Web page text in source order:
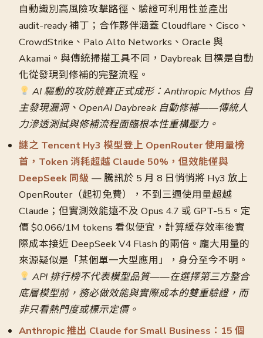
自動識別高風險攻擊路徑、驗證可利用性並產出
audit-ready 補丁；合作夥伴涵蓋 Cloudflare、Cisco、
CrowdStrike、Palo Alto Networks、Oracle 與
Akamai。與傳統掃描工具不同，Daybreak 目標是自動
化從發現到修補的完整流程。
AI 驅動的攻防競賽正式成形：Anthropic Mythos 自
主發現漏洞、OpenAI Daybreak 自動修補——傳統人
力滲透測試與修補流程面臨根本性重構壓力。
謎之 Tencent Hy3 模型登上 OpenRouter 使用量榜
首，Token 消耗超越 Claude 50%，但效能僅與
DeepSeek 同級 — 騰訊於 5 月 8 日悄悄將 Hy3 放上
OpenRouter（起初免費），不到三週使用量超越
Claude；但實測效能遠不及 Opus 4.7 或 GPT-5.5。定
價 $0.066/1M tokens 看似便宜，計算緩存效率後實
際成本接近 DeepSeek V4 Flash 的兩倍。龐大用量的
來源疑似是「某個單一大型應用」，身分至今不明。
API 排行榜不代表模型品質——在選擇第三方整合
底層模型前，務必做效能與實際成本的雙重驗證，而
非只看熱門度或標示定價。
Anthropic 推出 Claude for Small Business：15 個